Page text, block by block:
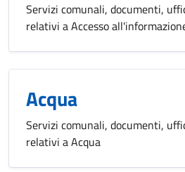
Servizi comunali, documenti,
relativi a Accesso
Acqua
Servizi comunali, documenti,
relativi a Acqua